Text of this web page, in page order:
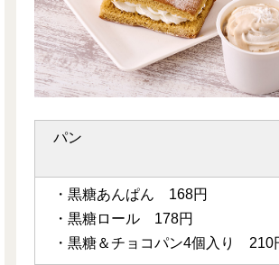
パン
・黒糖あんぱん 168円
・黒糖ロール 178円
・黒糖＆チョコパン4個入り 210